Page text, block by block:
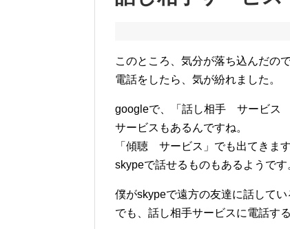
このところ、気分が落ち込んだの
電話をしたら、気が紛れました。
googleで、「話し相手 サービス
サービスもあるんですね。
「傾聴 サービス」でも出てきます
skypeで話せるものもあるようです
僕がskypeで遠方の友達に話して
でも、話し相手サービスに電話す